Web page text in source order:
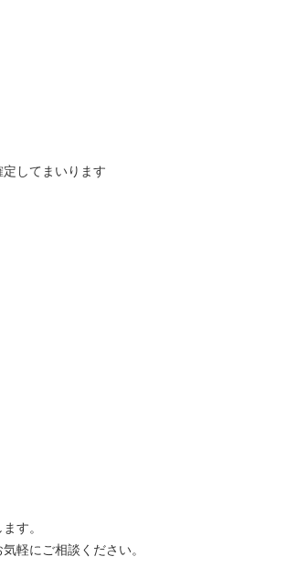
してまいります
す。
軽にご相談ください。